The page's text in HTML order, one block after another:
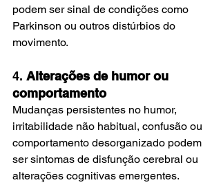
podem ser sinal de condições como
Parkinson ou outros distúrbios do
movimento.
4. Alterações de humor ou
comportamento
Mudanças persistentes no humor,
irritabilidade não habitual, confusão ou
comportamento desorganizado podem
ser sintomas de disfunção cerebral ou
alterações cognitivas emergentes.